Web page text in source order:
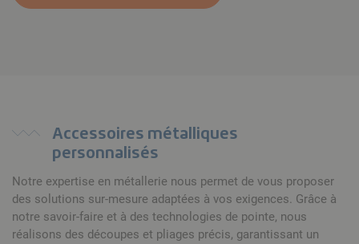
Accessoires métalliques
personnalisés
Notre expertise en métallerie nous permet de vous proposer
des solutions sur-mesure adaptées à vos exigences. Grâce à
notre savoir-faire et à des technologies de pointe, nous
réalisons des découpes et pliages précis, garantissant un